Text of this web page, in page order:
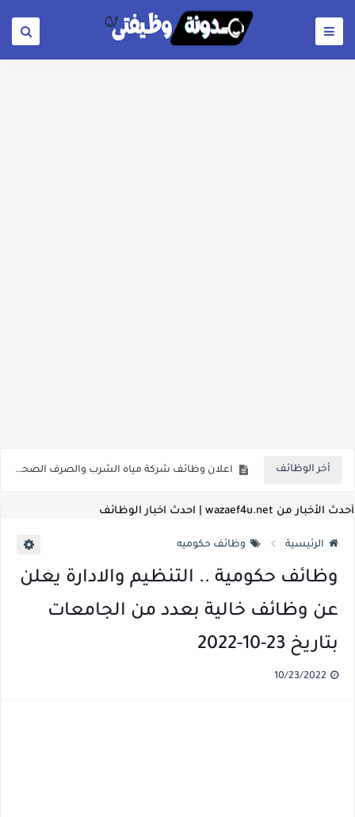
أخر الوظائف بداية من شهر يوليو الجاري .. تعرف علي قيمة زيادة المرتبات والحد الادني للأجور لجميع الدرجات بعد النشر بالجريدة الرسمية
أحدث الأخبار من wazaef4u.net | احدث اخبار الوظائف
الرئيسية وظائف حكوميه
وظائف حكومية .. التنظيم والادارة يعلن
عن وظائف خالية بعدد من الجامعات
بتاريخ 23-10-2022